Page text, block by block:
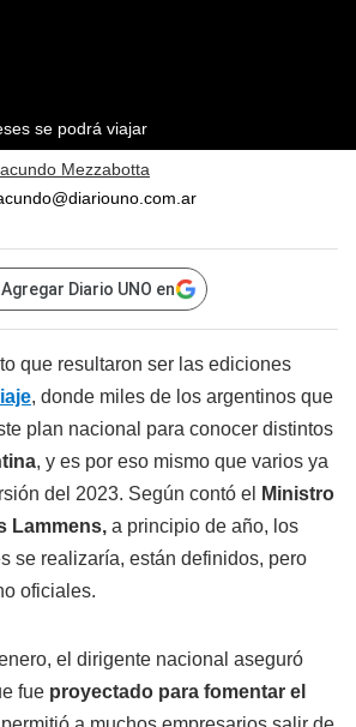
se podrá viajar
Mezzabotta
Agregar Diario UNO en
que resultaron ser las ediciones
, donde miles de los argentinos que
plan nacional para conocer distintos
, y es por eso mismo que varios ya
del 2023. Según contó el
Ministro
Lammens, a principio de año, los
se realizaría, están definidos, pero
oficiales.
el dirigente nacional aseguró
fue proyectado para fomentar el